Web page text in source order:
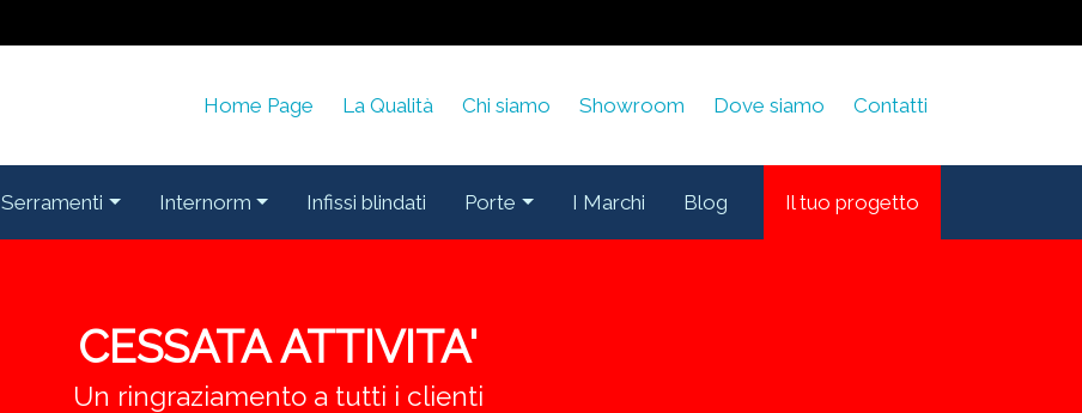
Home Page La Qualità Chi siamo Showroom Dove siamo Contatti
Serramenti Internorm Infissi blindati Porte I Marchi Blog Il tuo progetto
CESSATA ATTIVITA'
Un ringraziamento a tutti i clienti